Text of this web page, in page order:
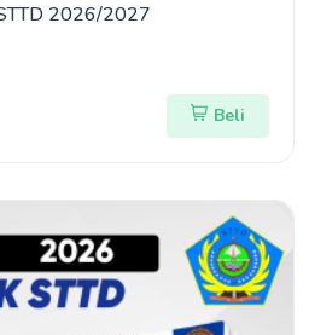
2026/2027
Beli